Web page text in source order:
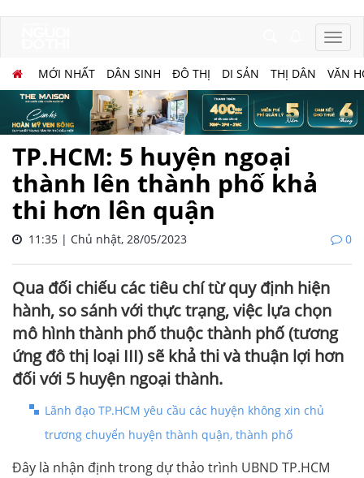
MỚI NHẤT DÂN SINH ĐÔ THỊ DI SẢN THỊ DÂN VĂN
TP.HCM: 5 huyện ngoại
thành lên thành phố khả
thi hơn lên quận
11:35 | Chủ nhật, 28/05/2023 0
Qua đối chiếu các tiêu chí từ quy định hiện
hành, so sánh với thực trạng, việc lựa chọn
mô hình thành phố thuộc thành phố (tương
ứng đô thị loại III) sẽ khả thi và thuận lợi hơn
đối với 5 huyện ngoại thành.
Lãnh đạo TP.HCM yêu cầu các huyện không xin chủ
trương chuyển huyện thành quận, thành phố
Đây là nhận định trong dự thảo trình UBND TP.HCM